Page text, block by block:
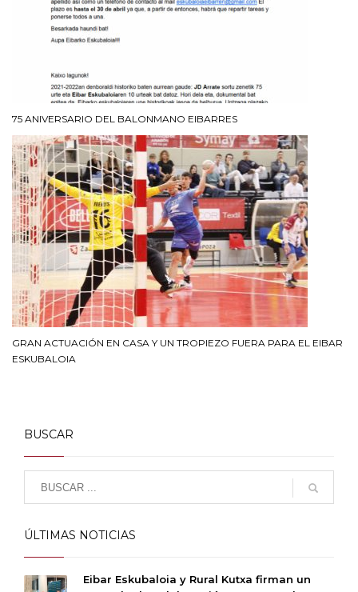
75 ANIVERSARIO DEL BALONMANO EIBARRES
GRAN ACTUACIÓN EN CASA Y UN TROPIEZO FUERA PARA EL EIBAR
ESKUBALOIA
BUSCAR
ÚLTIMAS NOTICIAS
Eibar Eskubaloia y Rural Kutxa firman un